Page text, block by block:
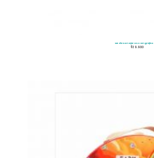
Set de Sonajeros Cangrejito
$39.900